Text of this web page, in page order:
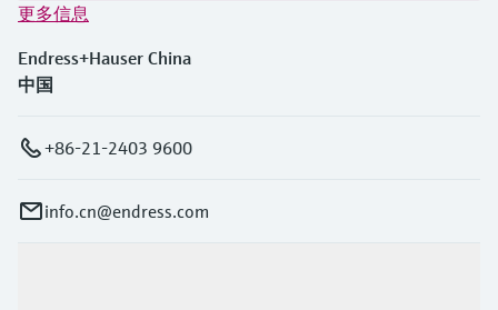
更多信息
Endress+Hauser China
中国
+86-21-2403 9600
info.cn@endress.com